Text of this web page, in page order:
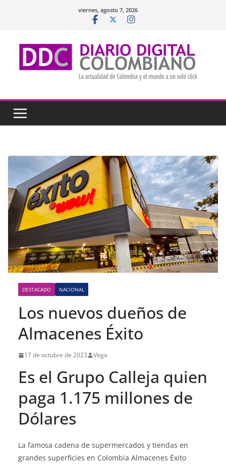
viernes, agosto 7, 2026
DESTACADO NACIONAL
Los nuevos dueños de
Almacenes Éxito
17 de octubre de 2023 Vega
Es el Grupo Calleja quien
paga 1.175 millones de
Dólares
La famosa cadena de supermercados y tiendas en
grandes superficies en Colombia Almacenes Éxito